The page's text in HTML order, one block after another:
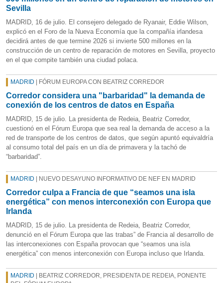
Sevilla
MADRID, 16 de julio. El consejero delegado de Ryanair, Eddie Wilson,
explicó en el Foro de la Nueva Economía que la compañía irlandesa
decidirá antes de que termine 2026 si invierte 500 millones en la
construcción de un centro de reparación de motores en Sevilla, proyecto
en el que compite también una ciudad polaca.
MADRID | FÓRUM EUROPA CON BEATRIZ CORREDOR
Corredor considera una "barbaridad" la demanda de
conexión de los centros de datos en España
MADRID, 15 de julio. La presidenta de Redeia, Beatriz Corredor,
cuestionó en el Fórum Europa que sea real la demanda de acceso a la
red de transporte de los centros de datos, que según apuntó equivaldría
al consumo total del país en un día de primavera y la tachó de
“barbaridad”.
MADRID | NUEVO DESAYUNO INFORMATIVO DE NEF EN MADRID
Corredor culpa a Francia de que “seamos una isla
energética” con menos interconexión con Europa que
Irlanda
MADRID, 15 de julio. La presidenta de Redeia, Beatriz Corredor,
denunció en el Fórum Europa que las trabas” de Francia al desarrollo de
las interconexiones con España provocan que “seamos una isla
energética” con menos interconexión con Europa incluso que Irlanda.
MADRID | BEATRIZ CORREDOR, PRESIDENTA DE REDEIA, PONENTE